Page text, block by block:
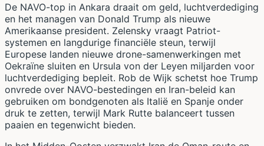
De NAVO-top in Ankara draait om geld, luchtverdediging
en het managen van Donald Trump als nieuwe
Amerikaanse president. Zelensky vraagt Patriot-
systemen en langdurige financiële steun, terwijl
Europese landen nieuwe drone-samenwerkingen met
Oekraïne sluiten en Ursula von der Leyen miljarden voor
luchtverdediging bepleit. Rob de Wijk schetst hoe Trump
onvrede over NAVO-bestedingen en Iran-beleid kan
gebruiken om bondgenoten als Italië en Spanje onder
druk te zetten, terwijl Mark Rutte balanceert tussen
paaien en tegenwicht bieden.